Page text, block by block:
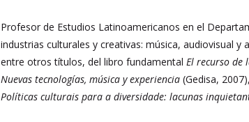
Profesor de Estudios Latinoamericanos en el
industrias culturales y creativas: música, audiovisual y
entre otros títulos, del libro fundamentalEl recurso
Nuevas tecnologías, música y experiencia(Gedisa, 2007),
Políticas culturais para a diversidade: lacunas